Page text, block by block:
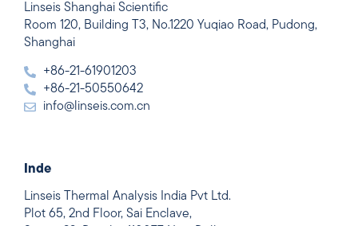
Linseis Shanghai Scientific
Room 120, Building T3, No.1220 Yuqiao Road, Pudong,
Shanghai
+86-21-61901203
+86-21-50550642
info@linseis.com.cn
Inde
Linseis Thermal Analysis India Pvt Ltd.
Plot 65, 2nd Floor, Sai Enclave,